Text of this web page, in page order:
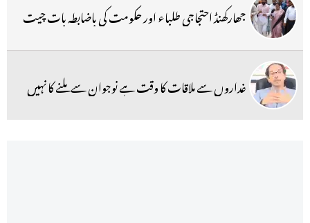
جھارکھنڈ احتجاجی طلباء اور حکومت کی باضابطہ بات چیت
غداروں سے ملاقات کا وقت ہے نوجوان سے ملنے کا نہیں